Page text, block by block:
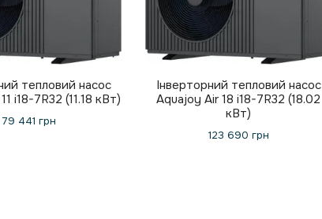
тепловий насос
i18-7R32 (11.18 кВт)
79 441 грн
Інверторний тепловий насос
Aquajoy Air 18 i18-7R32 (18.02
кВт)
123 690 грн